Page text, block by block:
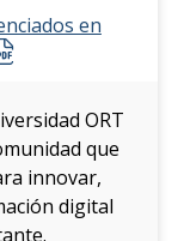
en
ORT
que
innovar,
digital